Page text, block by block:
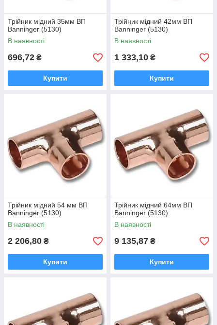
Трійник мідний 35мм ВП
Banninger (5130)
В наявності
696,72 ₴
Купити
Трійник мідний 42мм ВП
Banninger (5130)
В наявності
1 333,10 ₴
Купити
Трійник мідний 54 мм ВП
Banninger (5130)
В наявності
2 206,80 ₴
Купити
Трійник мідний 64мм ВП
Banninger (5130)
В наявності
9 135,87 ₴
Купити